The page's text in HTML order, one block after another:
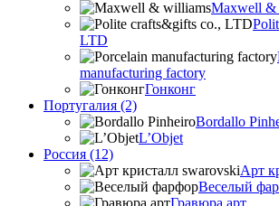
Maxwell &
LTD
manufacturing factory
Гонконг
Португалия (2)
Bordallo
L’Objet
Россия (12)
Арт
Веселый
Гравюра арт